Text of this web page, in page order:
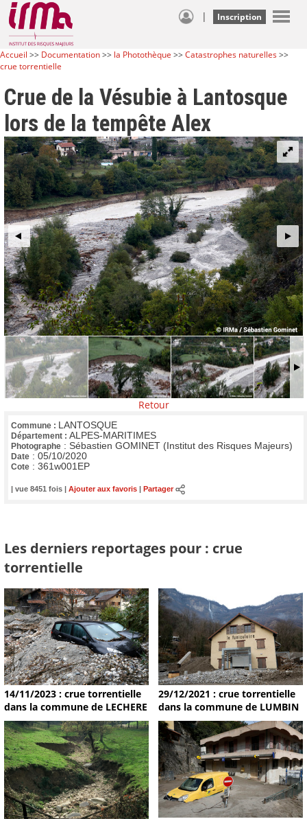
| Inscription
Accueil >> Documentation>> la Photothèque >>Catastrophes naturelles>>
crue torrentielle
Crue de la Vésubie à Lantosque
lors de la tempête Alex
Retour
Commune : LANTOSQUE
Département : ALPES-MARITIMES
Photographe : Sébastien GOMINET (Institut des Risques Majeurs)
Date : 05/10/2020
Cote : 361w001EP
| vue 8451 fois | Ajouter aux favoris Partager
Les derniers reportages pour : crue
torrentielle
14/11/2023 : crue torrentielle
dans la commune de LECHERE
29/12/2021 : crue torrentielle
dans la commune de LUMBIN